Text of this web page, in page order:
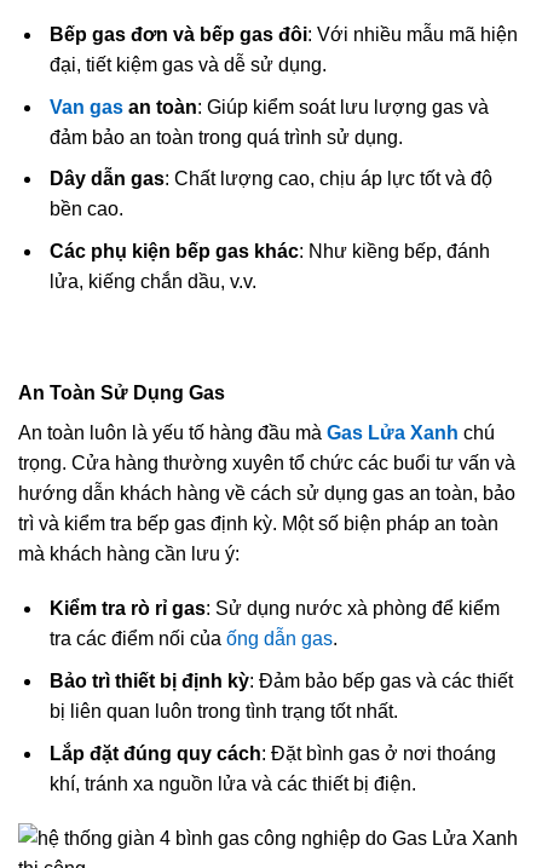
Bếp gas đơn và bếp gas đôi: Với nhiều mẫu mã hiện
đại, tiết kiệm gas và dễ sử dụng.
Van gasan toàn: Giúp kiểm soát lưu lượng gas và
đảm bảo an toàn trong quá trình sử dụng.
Dây dẫn gas: Chất lượng cao, chịu áp lực tốt và độ
bền cao.
Các phụ kiện bếp gas khác: Như kiềng bếp, đánh
lửa, kiếng chắn dầu, v.v.
An Toàn Sử Dụng Gas
An toàn luôn là yếu tố hàng đầu mà Gas Lửa Xanh chú
trọng. Cửa hàng thường xuyên tổ chức các buổi tư vấn và
hướng dẫn khách hàng về cách sử dụng gas an toàn, bảo
trì và kiểm tra bếp gas định kỳ. Một số biện pháp an toàn
mà khách hàng cần lưu ý:
Kiểm tra rò rỉ gas: Sử dụng nước xà phòng để kiểm
tra các điểm nối của ống dẫn gas.
Bảo trì thiết bị định kỳ: Đảm bảo bếp gas và các thiết
bị liên quan luôn trong tình trạng tốt nhất.
Lắp đặt đúng quy cách: Đặt bình gas ở nơi thoáng
khí, tránh xa nguồn lửa và các thiết bị điện.